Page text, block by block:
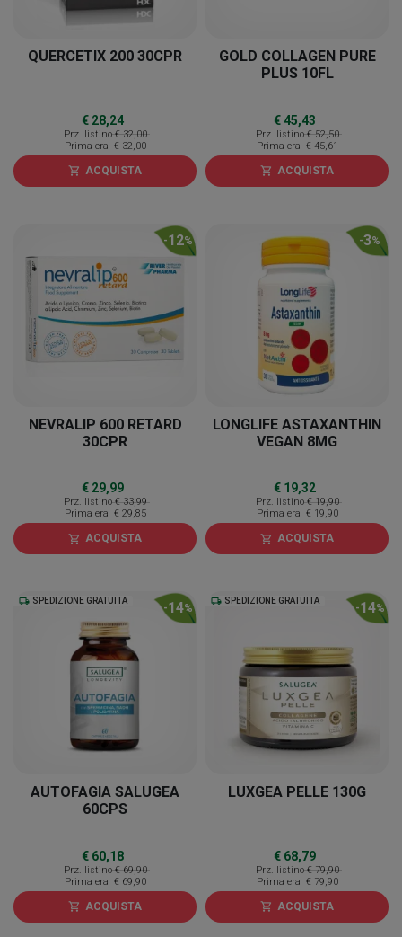
QUERCETIX 200 30CPR
€ 28,24
Prz. listino € 32,00
Prima era € 32,00
shopping_cart ACQUISTA
GOLD COLLAGEN PURE
PLUS 10FL
€ 45,43
Prz. listino € 52,50
Prima era € 45,61
shopping_cart ACQUISTA
-12%
NEVRALIP 600 RETARD
30CPR
€ 29,99
Prz. listino € 33,99
Prima era € 29,85
shopping_cart ACQUISTA
-3%
LONGLIFE ASTAXANTHIN
VEGAN 8MG
€ 19,32
Prz. listino € 19,90
Prima era € 19,90
shopping_cart ACQUISTA
local_shipping SPEDIZIONE GRATUITA
-14%
AUTOFAGIA SALUGEA
60CPS
€ 60,18
Prz. listino € 69,90
Prima era € 69,90
shopping_cart ACQUISTA
local_shipping SPEDIZIONE GRATUITA
-14%
LUXGEA PELLE 130G
€ 68,79
Prz. listino € 79,90
Prima era € 79,90
shopping_cart ACQUISTA